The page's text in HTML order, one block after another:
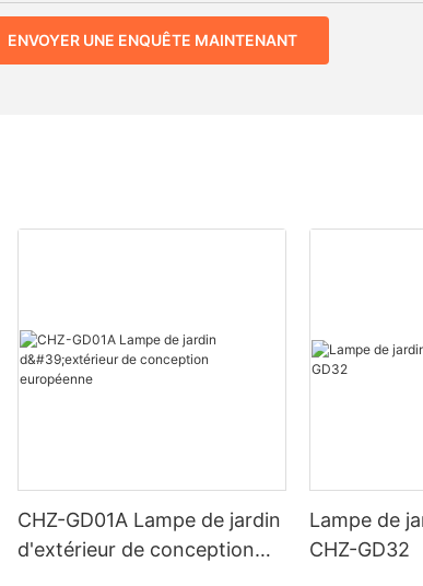
ENVOYER UNE ENQUÊTE MAINTENANT
CHZ-GD01A Lampe de jardin
d'extérieur de conception
Lampe de
CHZ-GD32